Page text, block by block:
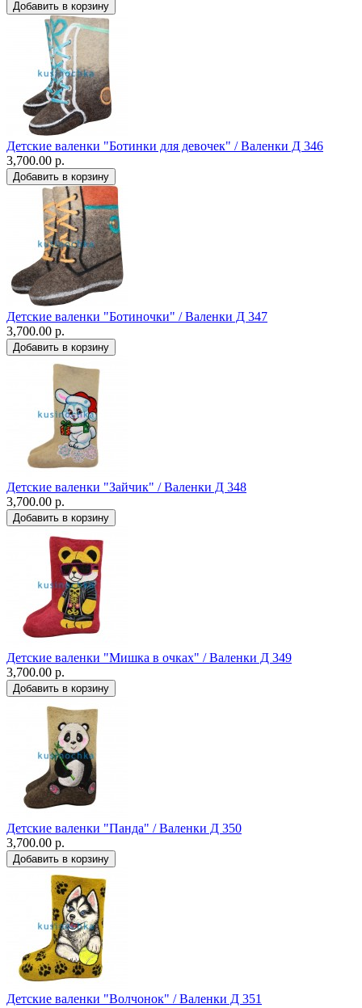
Детские валенки "Ботинки для девочек" / Валенки Д 346
3,700.00 р.
Детские валенки "Ботиночки" / Валенки Д 347
3,700.00 р.
Детские валенки "Зайчик" / Валенки Д 348
3,700.00 р.
Детские валенки "Мишка в очках" / Валенки Д 349
3,700.00 р.
Детские валенки "Панда" / Валенки Д 350
3,700.00 р.
Детские валенки "Волчонок" / Валенки Д 351